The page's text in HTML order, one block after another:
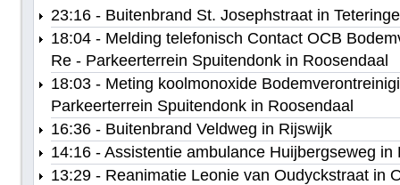
23:16 - Buitenbrand St. Josephstraat in
18:04 - Melding telefonisch Contact OCB
Re - Parkeerterrein Spuitendonk in Roosendaal
18:03 - Meting koolmonoxide
Parkeerterrein Spuitendonk in Roosendaal
16:36 - Buitenbrand Veldweg in Rijswijk
14:16 - Assistentie ambulance Huijbergseweg in
13:29 - Reanimatie Leonie van Oudyckstraat in